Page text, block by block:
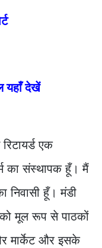
यहाँ देखें
एक
का संस्थापक हूँ। मैं
हूँ। मंडी
मूल रूप से पाठकों
मार्केट और इसके